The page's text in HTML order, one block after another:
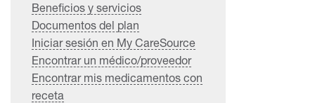
Beneficios y servicios
Documentos del plan
Iniciar sesión en My CareSource
Encontrar un médico/proveedor
Encontrar mis medicamentos con
receta